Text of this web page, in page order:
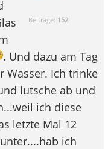
Beiträge: 152
. Und dazu am Tag
Wasser. Ich trinke
lutsche ab und
ich diese
letzte Mal 12
ich